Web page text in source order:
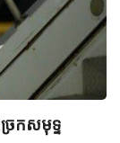
ម្ពីរអាល់គូរអាន
ាក់កះ ប្រទេស